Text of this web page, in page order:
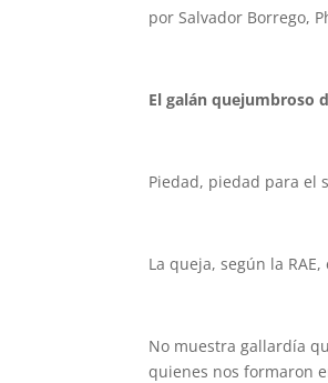
porSalvador Borrego,
El galán quejumbroso
Piedad, piedad para el
La queja, según la
No muestra gallardía
quienes nos formaron